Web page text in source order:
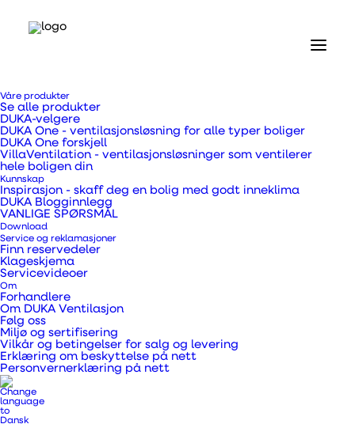
Våre produkter
Se alle produkter
DUKA-velgere
DUKA One - ventilasjonsløsning for alle typer boliger
DUKA One forskjell
VillaVentilation - ventilasjonsløsninger som ventilerer
hele boligen din
Kunnskap
Inspirasjon - skaff deg en bolig med godt inneklima
DUKA Blogginnlegg
VANLIGE SPØRSMÅL
Download
Service og reklamasjoner
Finn reservedeler
Klageskjema
Servicevideoer
Om
Forhandlere
Om DUKA Ventilasjon
Følg oss
Miljø og sertifisering
Vilkår og betingelser for salg og levering
Erklæring om beskyttelse på nett
Personvernerklæring på nett
Hjem
Våre produkter
Vifter og tilbehør
EL 500 S
EL 500 S
Kompakt vifte med snortrekk-kontroll
Produktnummer